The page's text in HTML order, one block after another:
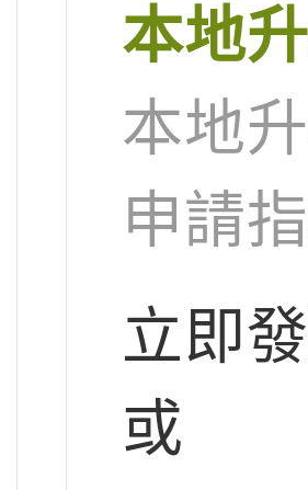
本地
本地
申請
立即
或